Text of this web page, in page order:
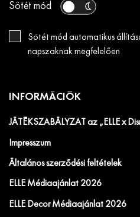
Sötét mód
Sötét mód automatikus
napszaknak megfelelően
INFORMÁCIÓK
JÁTÉKSZABÁLYZAT az „ELLE x
Impresszum
Általános szerződési feltételek
ELLE Médiaajánlat 2026
ELLE Decor Médiaajánlat 2026